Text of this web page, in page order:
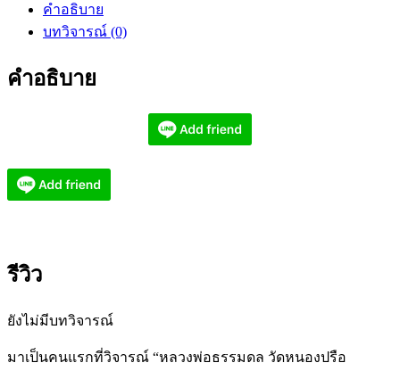
คำอธิบาย
บทวิจารณ์ (0)
คำอธิบาย
รีวิว
ยังไม่มีบทวิจารณ์
มาเป็นคนแรกที่วิจารณ์ “หลวงพ่อธรรมดล วัดหนองปรือ